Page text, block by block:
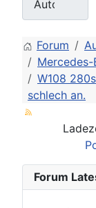
Forum
Mercedes-
W108
schlech an.
Forum